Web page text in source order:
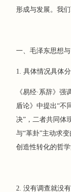
形成与发展。我
一、毛泽东思想
1. 具体情况具体
《易经·系辞》
盾论》中提出“不
决”，二者共同体
与“革卦”主动求
创造性转化的哲学
2. 没有调查就没